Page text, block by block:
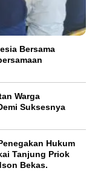
Bersama
Warga
Suksesnya
Hukum
Tanjung Priok
Bekas.